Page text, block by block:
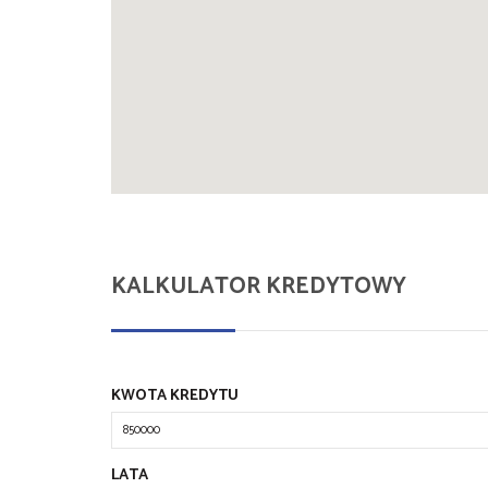
KALKULATOR KREDYTOWY
KWOTA KREDYTU
LATA